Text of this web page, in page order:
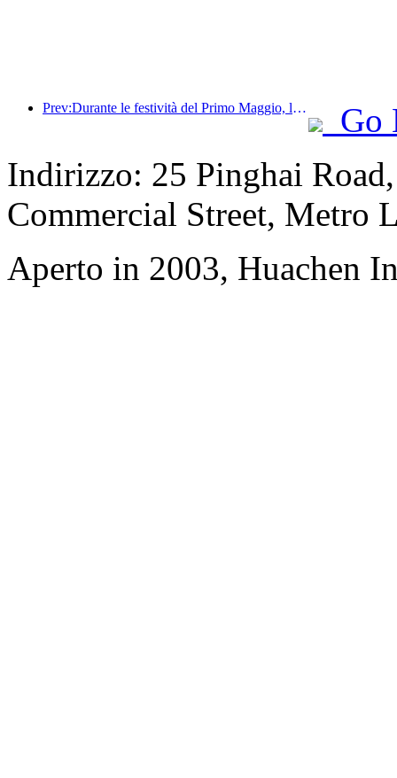
Prev:Durante le festività del Primo Maggio, la ferrovia del delta del fiume Yangtze ha trasportato oltre 21,38 milioni di passeggeri.
Go
Indirizzo: 25 Pinghai
Commercial Street, Metro
Aperto in 2003, Huachen